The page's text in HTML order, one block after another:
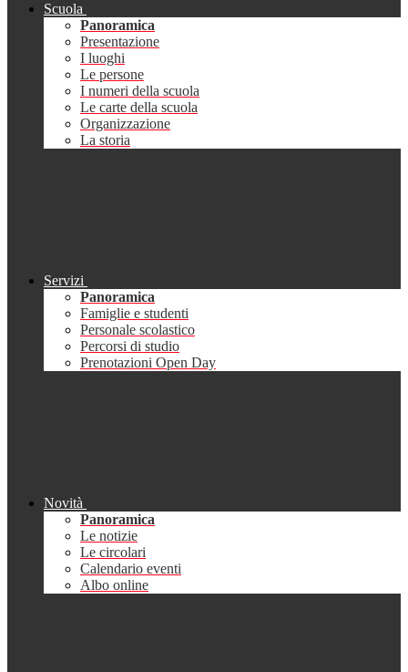
Scuola
Panoramica
Presentazione
I luoghi
Le persone
I numeri della scuola
Le carte della scuola
Organizzazione
La storia
Servizi
Panoramica
Famiglie e studenti
Personale scolastico
Percorsi di studio
Prenotazioni Open Day
Novità
Panoramica
Le notizie
Le circolari
Calendario eventi
Albo online